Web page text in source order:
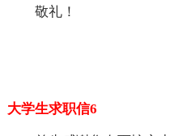
敬礼！
大学生求职信6